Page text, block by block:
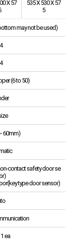
X 57
535 X 530 X 57
5
may not be used)
(6 to 50)
60mm)
contact safety door se
type door sensor)
ea